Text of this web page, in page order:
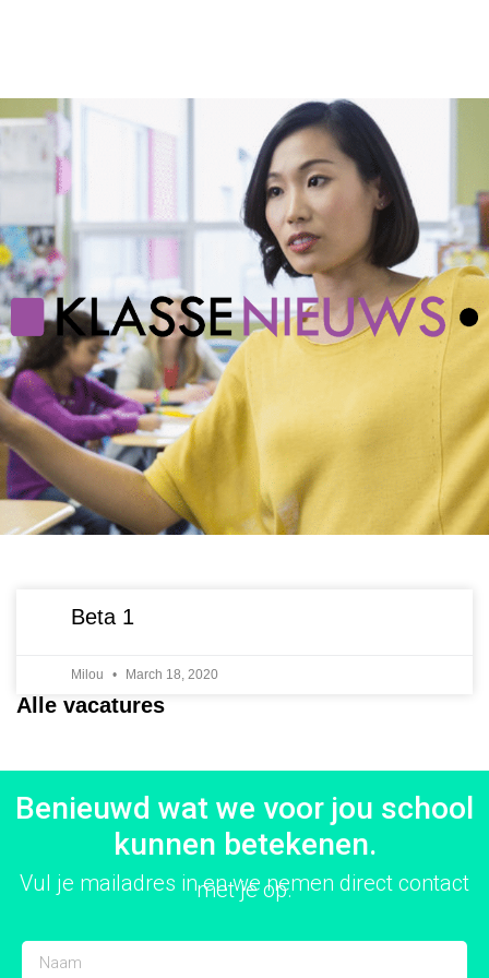
Beta 1
Milou March 18, 2020
Alle vacatures
Benieuwd wat we voor jou school
kunnen betekenen.
Vul je mailadres in en we nemen direct contact
met je op.